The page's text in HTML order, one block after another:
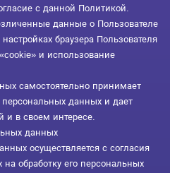
с данной Политикой.
данные о Пользователе
браузера Пользователя
и использование
самостоятельно принимает
данных и дает
и в своем интересе.
данных
осуществляется с согласия
обработку его персональных